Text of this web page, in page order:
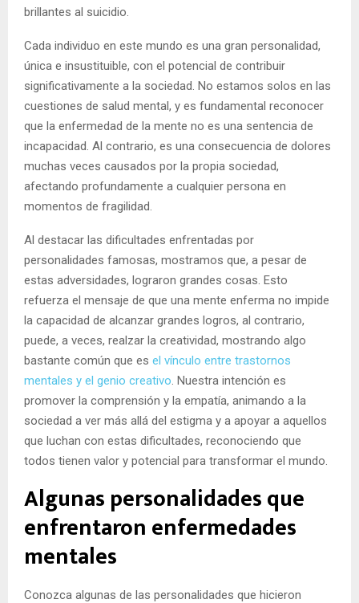
brillantes al suicidio.
Cada individuo en este mundo es una gran personalidad,
única e insustituible, con el potencial de contribuir
significativamente a la sociedad. No estamos solos en las
cuestiones de salud mental, y es fundamental reconocer
que la enfermedad de la mente no es una sentencia de
incapacidad. Al contrario, es una consecuencia de dolores
muchas veces causados por la propia sociedad,
afectando profundamente a cualquier persona en
momentos de fragilidad.
Al destacar las dificultades enfrentadas por
personalidades famosas, mostramos que, a pesar de
estas adversidades, lograron grandes cosas. Esto
refuerza el mensaje de que una mente enferma no impide
la capacidad de alcanzar grandes logros, al contrario,
puede, a veces, realzar la creatividad, mostrando algo
bastante común que es el vínculo entre trastornos
mentales y el genio creativo . Nuestra intención es
promover la comprensión y la empatía, animando a la
sociedad a ver más allá del estigma y a apoyar a aquellos
que luchan con estas dificultades, reconociendo que
todos tienen valor y potencial para transformar el mundo.
Algunas personalidades que
enfrentaron enfermedades
mentales
Conozca algunas de las personalidades que hicieron